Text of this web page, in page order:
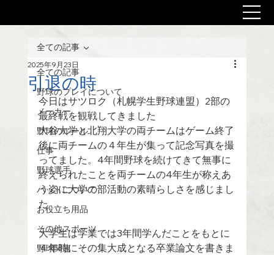
全ての記事
野球のプレイについて
メーカー
野球のルール
仕事
野球選手
バットについて
お役立ち用品
その他スポーツ
野球関連
全ての記事
引退の時
2025年9月23日
今日はサツロク（札幌学生野球連盟）2部の
最終戦を観戦してきました
大谷大学と北翔大学の両チームはゲーム終了
後に両チームの４年生が集って記念写真を撮
ってました。4年間野球を続けてきて無事に
終えられたことを両チームの4年生が称えあ
う姿に大学の部活動の素晴らしさを感じまし
た
大学生は学業では3年間学んだことをもとに
４年時にその集大成となる卒業論文を書きま